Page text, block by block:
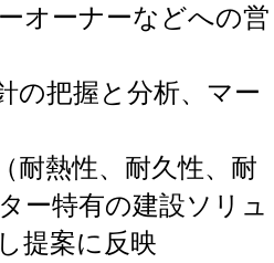
オーナーなどへの営
の把握と分析、マー
耐熱性、耐久性、耐
ー特有の建設ソリュ
提案に反映